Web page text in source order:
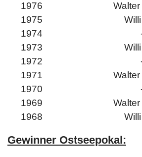
1976
1975
1974
1973
1972
1971
1970
1969
1968
Gewinner Ostseepokal: